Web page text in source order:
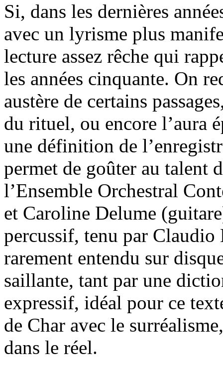
Si, dans les dernières
avec un lyrisme plus
lecture assez rêche qui
les années cinquante. On
austère de certains
du rituel, ou encore l’aura
une définition de
permet de goûter au talent
l’Ensemble Orchestral
et Caroline Delume
percussif, tenu par
rarement entendu sur
saillante, tant par une
expressif, idéal pour ce
de Char avec le
dans le réel.